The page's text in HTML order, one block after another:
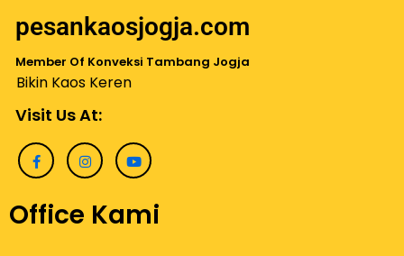
pesankaosjogja.com
Member Of Konveksi Tambang Jogja
Bikin Kaos Keren
Visit Us At:
Office Kami